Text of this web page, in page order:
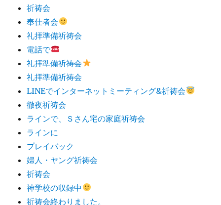
祈祷会
奉仕者会
礼拝準備祈祷会
電話で
礼拝準備祈祷会
礼拝準備祈祷会
LINEでインターネットミーティング&祈祷会
徹夜祈祷会
ラインで、Ｓさん宅の家庭祈祷会
ラインに
プレイバック
婦人・ヤング祈祷会
祈祷会
神学校の収録中
祈祷会終わりました。